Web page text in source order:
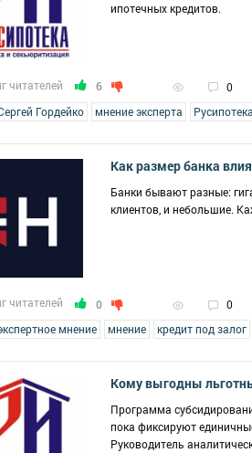
ипотечных кредитов.
читателей 6 0
Гордейко мнение эксперта Русипотека
Как размер банка
Банки бывают разные:
клиентов, и небольшие.
читателей 0 0
мнение мнение кредит под залог
Кому выгодны
Программа
пока фиксируют
Руководитель